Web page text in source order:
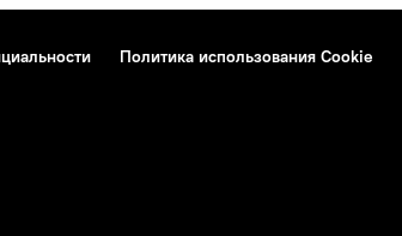
Политика использования Cookie